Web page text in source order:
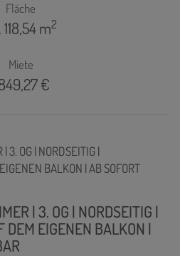
Fläche
118,54 m2
Miete
€
| 3. OG | NORDSEITIG |
DEM EIGENEN BALKON |